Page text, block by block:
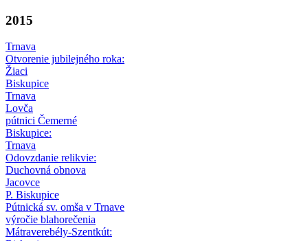
2015
Trnava
Otvorenie jubilejného roka:
Žiaci
Biskupice
Trnava
Lovča
pútnici Čemerné
Biskupice:
Trnava
Odovzdanie relikvie:
Duchovná obnova
Jacovce
P. Biskupice
Pútnická sv. omša v Trnave
výročie blahorečenia
Mátraverebély-Szentkút: